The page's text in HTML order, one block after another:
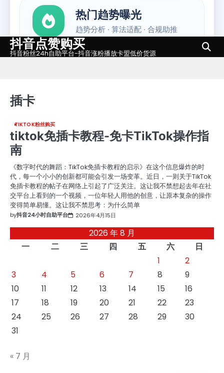
Skip抖音点赞购买
抖音粉丝24h自助平台-抖音涨粉播放卡盟低价货源
插卡
TIKTOK粉丝购买
tiktok免插卡教程-免卡TikTok操作指
南
《数字时代的舞蹈：TikTok免插卡教程的启示》在这个信息爆炸的时
代，每一个小小的创新都可能会引发一场变革。近日，一则关于TikTok
免插卡教程的帖子在网络上引起了广泛关注。这让我不禁想起去年在社
交平台上看到的一个视频，一位年轻人用他的创意，让原本复杂的操作
变得简单易懂。这让我不禁思考：为什么简单
by抖音24小时自助平台 2026年4月15日
2026 年 8 月
一
二 三 四 五 六
日
1
2
3
4 5 6 7 8
9
10
11 12 13 14 15
16
17
18 19 20 21 22
23
24
25 26 27 28 29
30
31
« 7 月